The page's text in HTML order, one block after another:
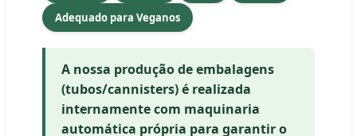
Adequado para Veganos
A nossa produção de embalagens
(tubos/cannisters) é realizada
internamente com maquinaria
automática própria para garantir o